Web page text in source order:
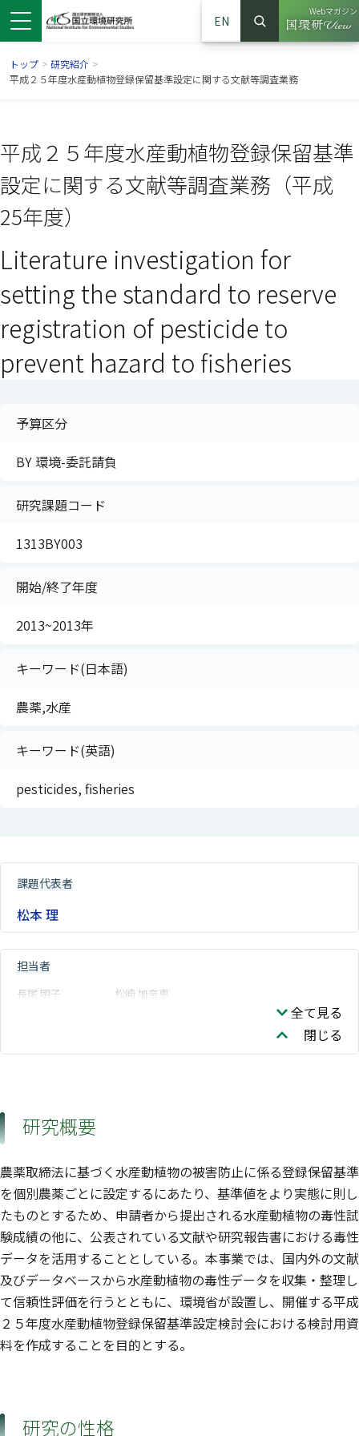
ウで開きます）
ンドウで開きます）
ウインドウで開きます）
EN
サイト内検索
検索
Webマガジン
（別ウイ
トップ > 研究紹介 >
平成２５年度水産動植物登録保留基準設定に関する文献等調査業務
平成２５年度水産動植物登録保留基準
設定に関する文献等調査業務（平成
25年度）
Literature investigation for
setting the standard to reserve
registration of pesticide to
prevent hazard to fisheries
予算区分
BY 環境-委託請負
研究課題コード
1313BY003
開始/終了年度
2013~2013年
キーワード(日本語)
農薬,水産
キーワード(英語)
pesticides, fisheries
課題代表者
松本 理
担当者
長尾 明子 松崎 加奈恵
全て見る
閉じる
研究概要
農薬取締法に基づく水産動植物の被害防止に係る登録保留基準
を個別農薬ごとに設定するにあたり、基準値をより実態に則し
たものとするため、申請者から提出される水産動植物の毒性試
験成績の他に、公表されている文献や研究報告書における毒性
データを活用することとしている。本事業では、国内外の文献
及びデータベースから水産動植物の毒性データを収集・整理し
て信頼性評価を行うとともに、環境省が設置し、開催する平成
２５年度水産動植物登録保留基準設定検討会における検討用資
料を作成することを目的とする。
研究の性格